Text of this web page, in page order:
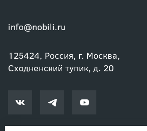
info@nobili.ru
125424, Россия, г. Москва,
Сходненский тупик, д. 20